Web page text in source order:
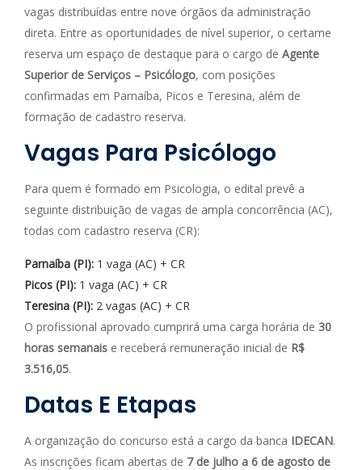
vagas distribuídas entre nove órgãos da administração
direta. Entre as oportunidades de nível superior, o certame
reserva um espaço de destaque para o cargo de Agente
Superior de Serviços – Psicólogo, com posições
confirmadas em Parnaíba, Picos e Teresina, além de
formação de cadastro reserva.
Vagas Para Psicólogo
Para quem é formado em Psicologia, o edital prevê a
seguinte distribuição de vagas de ampla concorrência (AC),
todas com cadastro reserva (CR):
Parnaíba (PI): 1 vaga (AC) + CR
Picos (PI): 1 vaga (AC) + CR
Teresina (PI): 2 vagas (AC) + CR
O profissional aprovado cumprirá uma carga horária de 30
horas semanais e receberá remuneração inicial de R$
3.516,05.
Datas E Etapas
A organização do concurso está a cargo da banca IDECAN.
As inscrições ficam abertas de 7 de julho a 6 de agosto de